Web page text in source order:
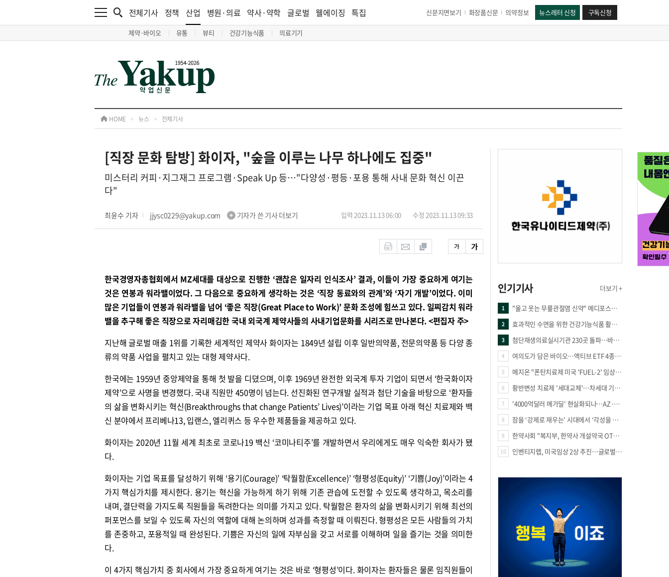
전체기사 정책 산업
제약·바이오 유통 뷰티 건강기능식품 의료기기
병원·의료 약사·약학 글로벌 웰에이징 특집 신문지면보기 화장품신문 의약정보 뉴스레터 신청 구독신청
HOME > 뉴스 > 전체기사
[직장 문화 탐방] 화이자, "숲을 이루는 나무 하나에도 집중"
미스터리 커피·지그재그 프로그램·Speak Up 등…"다양성·평등·포용 통해 사내 문화 혁신 이끈
다"
최윤수 기자 jjysc0229@yakup.com 기자가 쓴 기사 더보기 입력 2023.11.13 06:00 수정 2023.11.13 09:33
한국경영자총협회에서 MZ세대를 대상으로 진행한 ‘괜찮은 일자리 인식조사’ 결과, 이들이 가장 중요하게 여기는
것은 연봉과 워라밸이었다. 그 다음으로 중요하게 생각하는 것은 ‘직장 동료와의 관계’와 ‘자기 개발’이었다. 이미
많은 기업들이 연봉과 워라밸을 넘어 ‘좋은 직장(Great Place to Work)’ 문화 조성에 힘쓰고 있다. 일찌감치 워라
밸을 추구해 좋은 직장으로 자리매김한 국내 외국계 제약사들의 사내기업문화를 시리즈로 만나본다. <편집자 주>
지난해 글로벌 매출 1위를 기록한 세계적인 제약사 화이자는 1849년 설립 이후 일반의약품, 전문의약품 등 다양 종
류의 약품 사업을 펼치고 있는 대형 제약사다.
한국에는 1959년 중앙제약을 통해 첫 발을 디뎠으며, 이후 1969년 완전한 외국계 투자 기업이 되면서 ‘한국화이자
제약’으로 사명을 변경했다. 국내 직원만 450명이 넘는다. 선진화된 연구개발 실적과 첨단 기술을 바탕으로 ‘환자들
의 삶을 변화시키는 혁신(Breakthroughs that change Patients’ Lives)’이라는 기업 목표 아래 혁신 치료제와 백
신 분야에서 프리베나13, 입랜스, 엘리퀴스 등 우수한 제품들을 제공하고 있다.
화이자는 2020년 11월 세계 최초로 코로나19 백신 ‘코미나티주’를 개발하면서 우리에게도 매우 익숙한 회사가 됐
다.
화이자는 기업 목표를 달성하기 위해 ‘용기(Courage)’ ‘탁월함(Excellence)’ ‘형평성(Equity)’ ‘기쁨(Joy)’이라는 4
가지 핵심가치를 제시한다. 용기는 혁신을 가능하게 하기 위해 기존 관습에 도전할 수 있도록 생각하고, 목소리를
내며, 결단력을 가지도록 직원들을 독려한다는 의미를 가지고 있다. 탁월함은 환자의 삶을 변화시키기 위해 최선의
퍼포먼스를 보일 수 있도록 자신의 역할에 대해 논의하며 성과를 측정할 때 이뤄진다. 형평성은 모든 사람들의 가치
를 존중하고, 포용적일 때 완성된다. 기쁨은 자신의 일에 자부심을 갖고 서로를 이해하며 일을 즐기는 것을 의미한
다.
이 4가지 핵심가치 중 회사에서 가장 중요하게 여기는 것은 바로 ‘형평성’이다. 화이자는 환자들은 물론 임직원들이
인기기사 더보기 +
1 "울고 웃는 무릎관절염 신약" 메디포스트·강스템·네이처셀 전진, 코오롱티슈진 반전 과제
2 효과적인 수면을 위한 건강기능식품 활용법
3 첨단재생의료실시기관 230곳 돌파…바이오 새 시장 꿈틀
4 여의도가 담은 바이오…액티브 ETF 4종의 선택은
5 메지온 "폰탄치료제 미국 'FUEL-2' 임상 프로토콜 영국 승인"
6 황반변성 치료제 '세대교체'…차세대 기전 경쟁 본격화
7 '4000억달러 메가딜' 현실화되나…AZ·BMS 합병설에 글로벌 제약업계 촉각
8 잠을 ‘강제로 재우는’ 시대에서 ‘각성을 낮추는’ 시대로
9 한약사회 "복지부, 한약사 개설약국 OTC 공급 방해 더는 방관 말아야"
10 인벤티지랩, 미국임상 2상 추진…글로벌 팁스 통해 정부 지원 60억원 확보